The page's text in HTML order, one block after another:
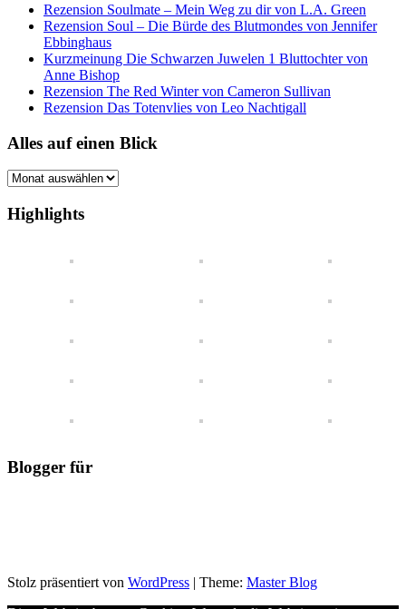
Rezension Soulmate – Mein Weg zu dir von L.A. Green
Rezension Soul – Die Bürde des Blutmondes von Jennifer
Ebbinghaus
Kurzmeinung Die Schwarzen Juwelen 1 Bluttochter von
Anne Bishop
Rezension The Red Winter von Cameron Sullivan
Rezension Das Totenvlies von Leo Nachtigall
Alles auf einen Blick
Alles
einen
Blick
Highlights
Blogger für
Stolz präsentiert von WordPress | Theme: Master Blog